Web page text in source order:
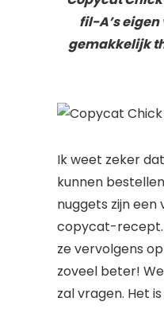
fil-A’s
gemakkelijk
Ik weet zeker
kunnen
nuggets zijn
copycat-recept.
ze vervolgens
zoveel beter!
zal vragen. Het